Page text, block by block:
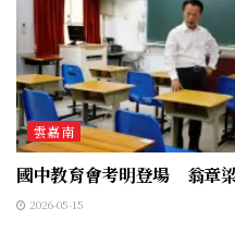
雲嘉南
國中教育會考明登場 翁章
2026-05-15